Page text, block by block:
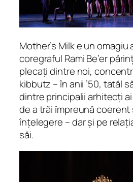
Mother’s Milk e un omagiu
coregraful Rami Be’er
plecați dintre noi,
kibbutz – în anii ’50, tatăl
dintre principalii arhitecți
de a trăi împreună coerent
înțelegere – dar și pe
săi.